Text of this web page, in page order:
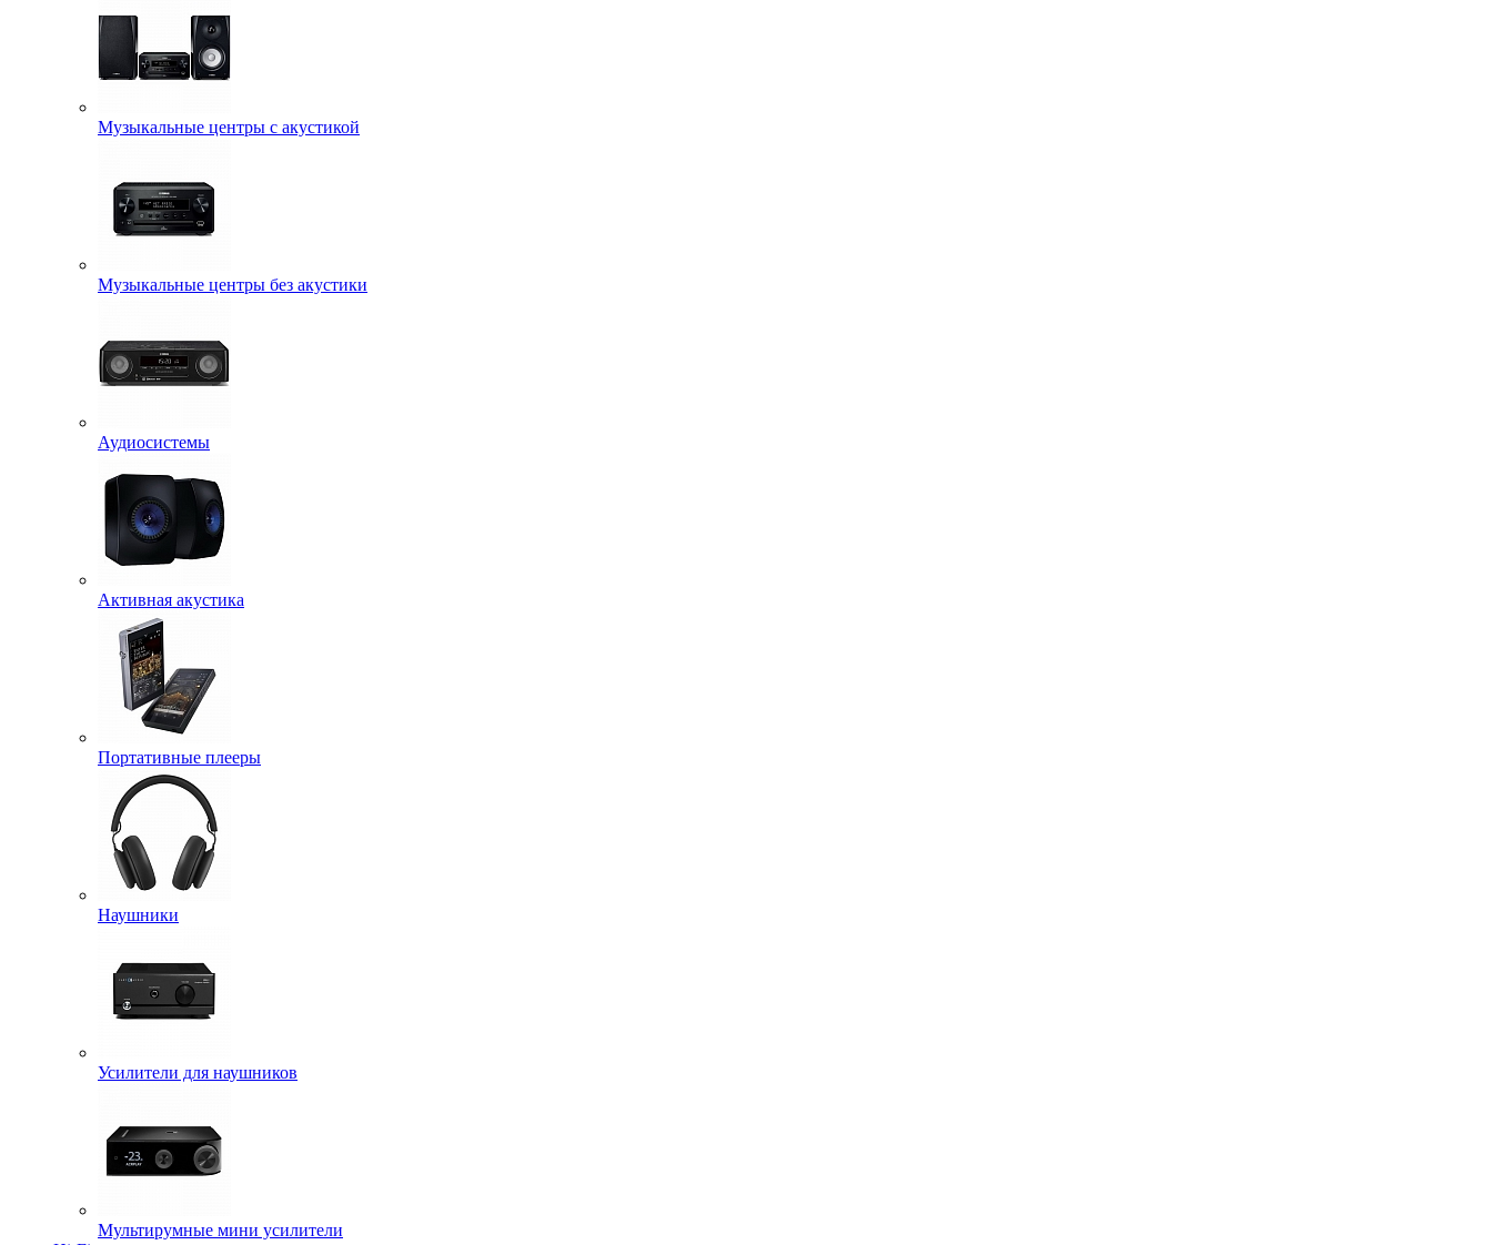
Музыкальные центры с акустикой
Музыкальные центры без акустики
Аудиосистемы
Активная акустика
Портативные плееры
Наушники
Усилители для наушников
Мультирумные мини усилители